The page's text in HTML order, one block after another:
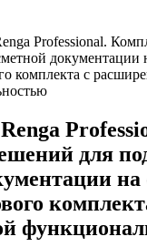
Professional.
комплекта с
для